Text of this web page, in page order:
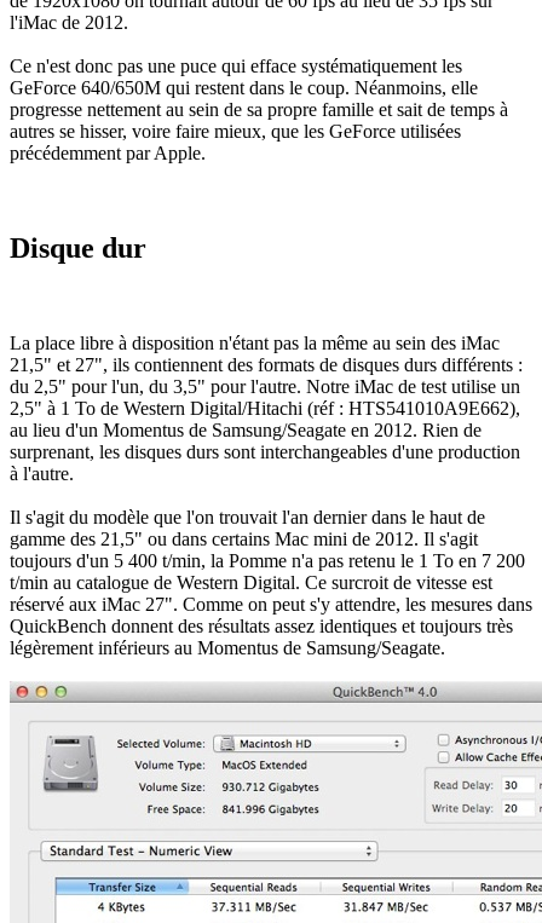
l'iMac de 2012.
Ce n'est donc pas une puce qui efface systématiquement les
GeForce 640/650M qui restent dans le coup. Néanmoins, elle
progresse nettement au sein de sa propre famille et sait de temps à
autres se hisser, voire faire mieux, que les GeForce utilisées
précédemment par Apple.
Disque dur
La place libre à disposition n'étant pas la même au sein des iMac
21,5" et 27", ils contiennent des formats de disques durs différents :
du 2,5" pour l'un, du 3,5" pour l'autre. Notre iMac de test utilise un
2,5" à 1 To de Western Digital/Hitachi (réf : HTS541010A9E662),
au lieu d'un Momentus de Samsung/Seagate en 2012. Rien de
surprenant, les disques durs sont interchangeables d'une production
à l'autre.
Il s'agit du modèle que l'on trouvait l'an dernier dans le haut de
gamme des 21,5" ou dans certains Mac mini de 2012. Il s'agit
toujours d'un 5 400 t/min, la Pomme n'a pas retenu le 1 To en 7 200
t/min au catalogue de Western Digital. Ce surcroit de vitesse est
réservé aux iMac 27". Comme on peut s'y attendre, les mesures dans
QuickBench donnent des résultats assez identiques et toujours très
légèrement inférieurs au Momentus de Samsung/Seagate.